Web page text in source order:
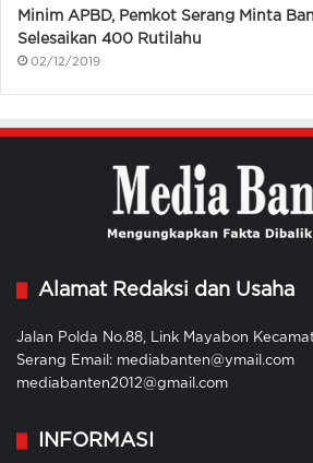
Minim APBD, Pemkot Serang Minta
Selesaikan 400 Rutilahu
02/12/2019
Alamat Redaksi dan Usaha
Jalan Polda No.88, Link Mayabon
Serang Email: mediabanten@ymail.com
mediabanten2012@gmail.com
INFORMASI